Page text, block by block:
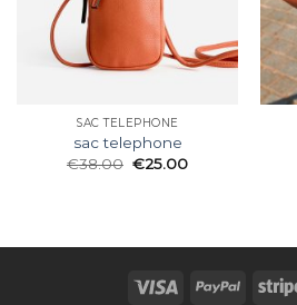
SAC TELEPHONE
sac telephone
€38.00 €25.00